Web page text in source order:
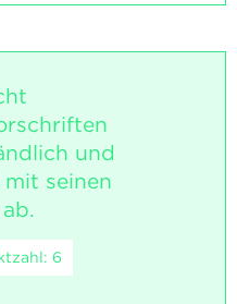
und
seinen
6